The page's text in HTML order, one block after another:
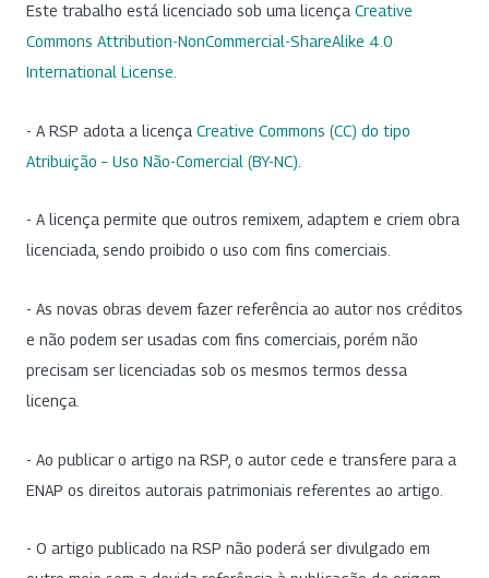
Este trabalho está licenciado sob uma licença Creative
Commons Attribution-NonCommercial-ShareAlike 4.0
International License
- A RSP adota a licença Creative Commons (CC) do tipo
Atribuição – Uso Não-Comercial (BY-NC)
- A licença permite que outros remixem, adaptem e criem obra
licenciada, sendo proibido o uso com fins comerciais.
- As novas obras devem fazer referência ao autor nos créditos
e não podem ser usadas com fins comerciais, porém não
precisam ser licenciadas sob os mesmos termos dessa
licença.
- Ao publicar o artigo na RSP, o autor cede e transfere para a
ENAP os direitos autorais patrimoniais referentes ao artigo.
- O artigo publicado na RSP não poderá ser divulgado em